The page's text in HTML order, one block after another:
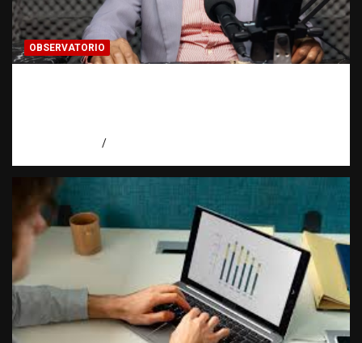
OBSERVATORIO